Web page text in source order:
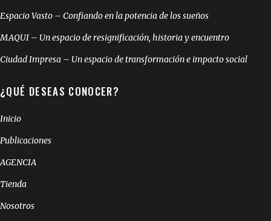
Espacio Vasto – Confiando en la potencia de los sueños
MAQUI – Un espacio de resignificación, historia y encuentro
Ciudad Impresa – Un espacio de transformación e impacto social
¿QUÉ DESEAS CONOCER?
Inicio
Publicaciones
AGENCIA
Tienda
Nosotros